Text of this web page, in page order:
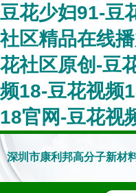
豆花少妇91-豆
社区精品在线
花社区原创-豆
频18-豆花视频
18官网-豆花视
深圳市康利邦高分子新材